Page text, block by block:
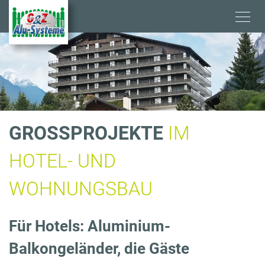
Direkt
Inhalt
G
R
O
SS
P
GROSSPROJEKTE
IM
HOTEL- UND
WOHNUNGSBAU
Für Hotels: Aluminium-
Balkongeländer, die Gäste